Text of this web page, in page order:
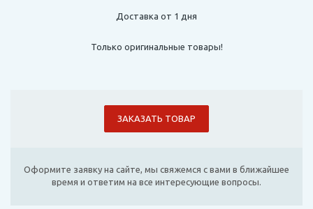
Доставка от 1 дня
Только оригинальные товары!
ЗАКАЗАТЬ ТОВАР
Оформите заявку на сайте, мы свяжемся с вами в ближайшее
время и ответим на все интересующие вопросы.